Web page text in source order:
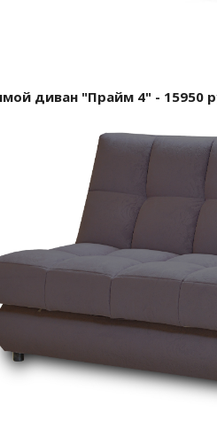
диван "Прайм 4" - 15950